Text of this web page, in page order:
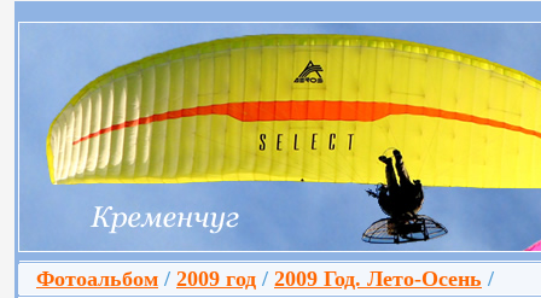
Фотоальбом / 2009 год / 2009 Год. Лето-Осень /